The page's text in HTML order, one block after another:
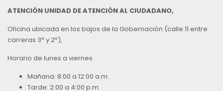
ATENCIÓN UNIDAD DE ATENCIÓN AL CIUDADANO,
Oficina ubicada en los bajos de la Gobernación (calle 11 entre
carreras 3ª y 2ª),
Horario de lunes a viernes
Mañana: 8:00 a 12:00 a.m.
Tarde: 2:00 a 4:00 p.m